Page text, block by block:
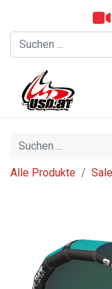
Alle Produkte Sale